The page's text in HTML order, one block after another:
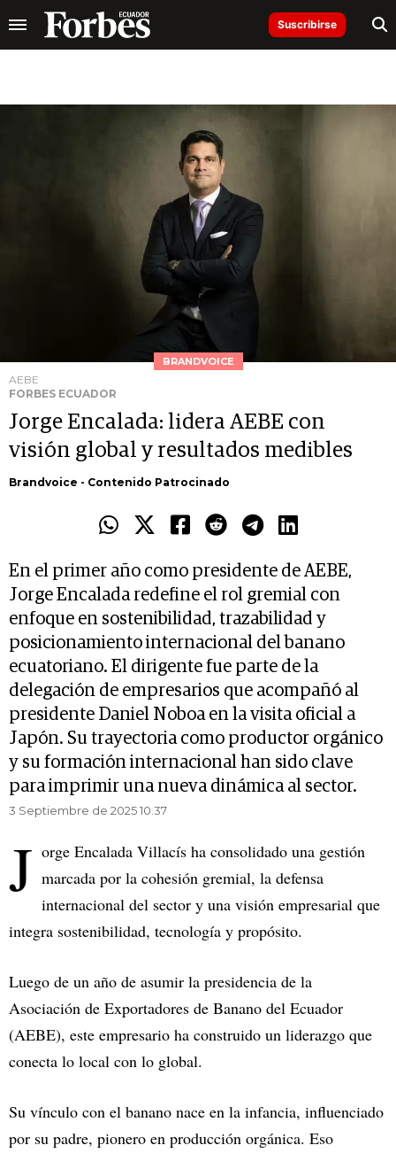
Suscribirse
BRANDVOICE
AEBE
FORBES ECUADOR
Jorge Encalada: lidera AEBE con
visión global y resultados medibles
Brandvoice - Contenido Patrocinado
En el primer año como presidente de AEBE,
Jorge Encalada redefine el rol gremial con
enfoque en sostenibilidad, trazabilidad y
posicionamiento internacional del banano
ecuatoriano. El dirigente fue parte de la
delegación de empresarios que acompañó al
presidente Daniel Noboa en la visita oficial a
Japón. Su trayectoria como productor orgánico
y su formación internacional han sido clave
para imprimir una nueva dinámica al sector.
3 Septiembre de 2025 10.37
J orge Encalada Villacís ha consolidado una gestión
marcada por la cohesión gremial, la defensa
internacional del sector y una visión empresarial que
integra sostenibilidad, tecnología y propósito.
Luego de un año de asumir la presidencia de la
Asociación de Exportadores de Banano del Ecuador
(AEBE), este empresario ha construido un liderazgo que
conecta lo local con lo global.
Su vínculo con el banano nace en la infancia, influenciado
por su padre, pionero en producción orgánica. Eso